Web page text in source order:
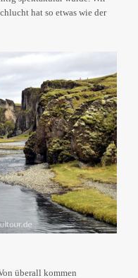
hat so etwas wie der
überall kommen